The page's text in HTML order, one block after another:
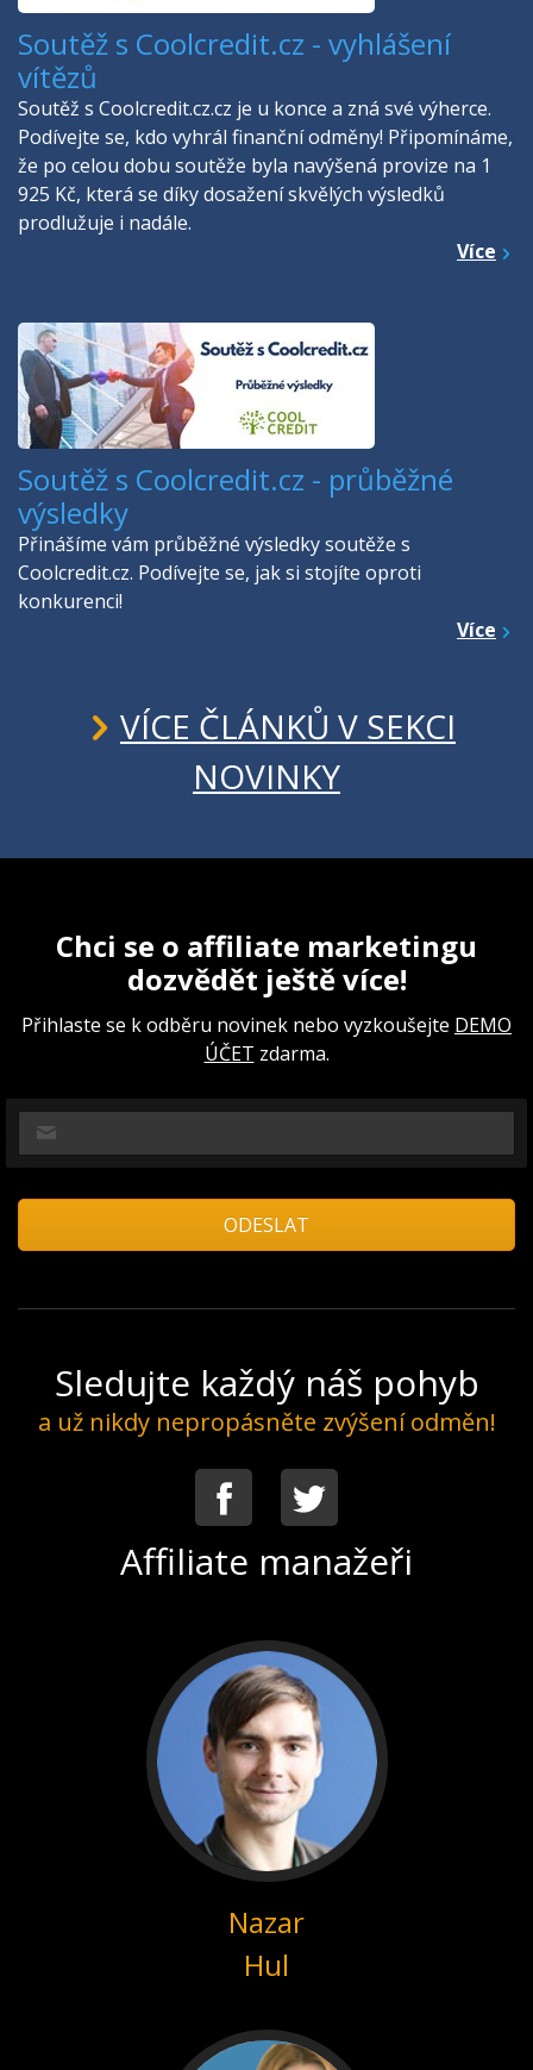
Soutěž s Coolcredit.cz - vyhlášení
vítězů
Soutěž s Coolcredit.cz.cz je u konce a zná své výherce.
Podívejte se, kdo vyhrál finanční odměny! Připomínáme,
že po celou dobu soutěže byla navýšená provize na 1
925 Kč, která se díky dosažení skvělých výsledků
prodlužuje i nadále.
Více
Soutěž s Coolcredit.cz - průběžné
výsledky
Přinášíme vám průběžné výsledky soutěže s
Coolcredit.cz. Podívejte se, jak si stojíte oproti
konkurenci!
Více
VÍCE ČLÁNKŮ V SEKCI
NOVINKY
Chci se o affiliate marketingu
dozvědět ještě více!
Přihlaste se k odběru novinek nebo vyzkoušejte DEMO
ÚČET zdarma.
Sledujte každý náš pohyb
a už nikdy nepropásněte zvýšení odměn!
Facebook
Affiliate manažeři
Nazar
Hul